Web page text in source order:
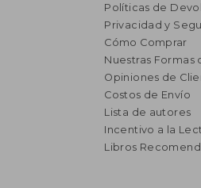
Políticas de
Privacidad y
Cómo Comprar
Nuestras Formas
Opiniones de
Costos de Envío
Lista de autores
Incentivo a la
Libros